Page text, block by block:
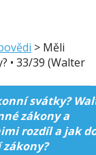
> Měli
• 33/39 (Walter
svátky?
zákony a
rozdíl a jak